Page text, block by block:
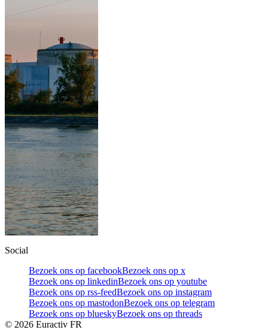
Social
Bezoek ons op facebookBezoek ons op x
Bezoek ons op linkedinBezoek ons op youtube
Bezoek ons op rss-feedBezoek ons op instagram
Bezoek ons op mastodonBezoek ons op telegram
Bezoek ons op blueskyBezoek ons op threads
© 2026 Euractiv FR